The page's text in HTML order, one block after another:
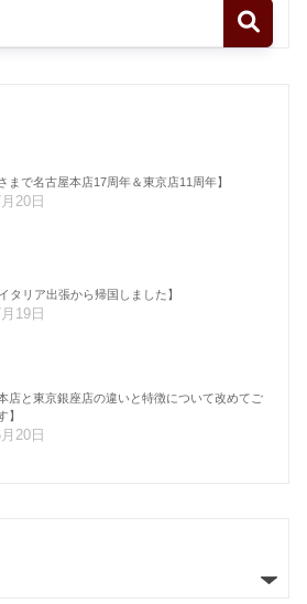
まで名古屋本店17周年＆東京店11周年】
20日
イタリア出張から帰国しました】
19日
店と東京銀座店の違いと特徴について改めてご
】
20日